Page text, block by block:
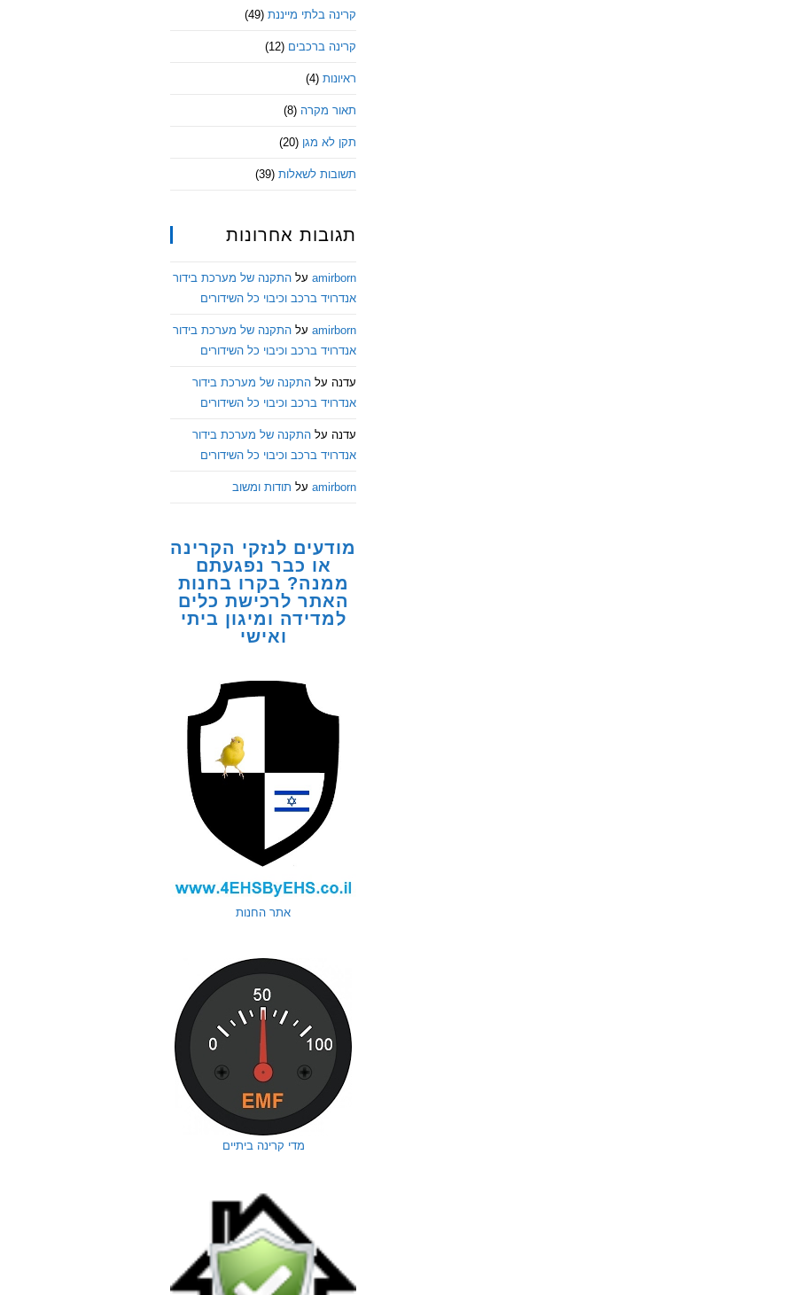
קרינה בלתי מייננת (49)
קרינה ברכבים (12)
ראיונות (4)
תאור מקרה (8)
תקן לא מגן (20)
תשובות לשאלות (39)
תגובות אחרונות
amirborn על התקנה של מערכת בידור
אנדרויד ברכב וכיבוי כל השידורים
amirborn על התקנה של מערכת בידור
אנדרויד ברכב וכיבוי כל השידורים
עדנה על התקנה של מערכת בידור
אנדרויד ברכב וכיבוי כל השידורים
עדנה על התקנה של מערכת בידור
אנדרויד ברכב וכיבוי כל השידורים
amirborn על תודות ומשוב
מודעים לנזקי הקרינה
או כבר נפגעתם
ממנה? בקרו בחנות
האתר לרכישת כלים
למדידה ומיגון ביתי
ואישי
אתר החנות
מדי קרינה ביתיים